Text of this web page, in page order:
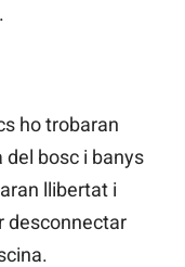
ho trobaran
del bosc i banys
llibertat i
desconnectar